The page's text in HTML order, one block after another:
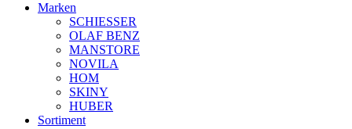
Marken
SCHIESSER
OLAF BENZ
MANSTORE
NOVILA
HOM
SKINY
HUBER
Sortiment